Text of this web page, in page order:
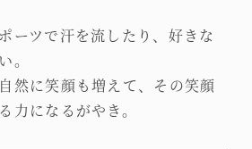
ーツで汗を流したり、好きな
。
然に笑顔も増えて、その笑顔
力になるがやき。